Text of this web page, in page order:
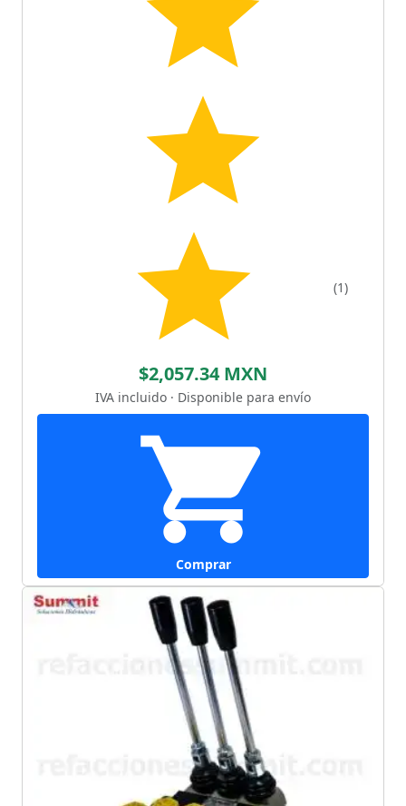
(1)
$2,057.34 MXN
IVA incluido · Disponible para envío
Comprar